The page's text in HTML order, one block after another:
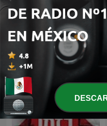
Radio@Radio
Más podcasts